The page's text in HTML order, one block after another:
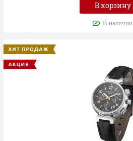
В корзину
В наличии